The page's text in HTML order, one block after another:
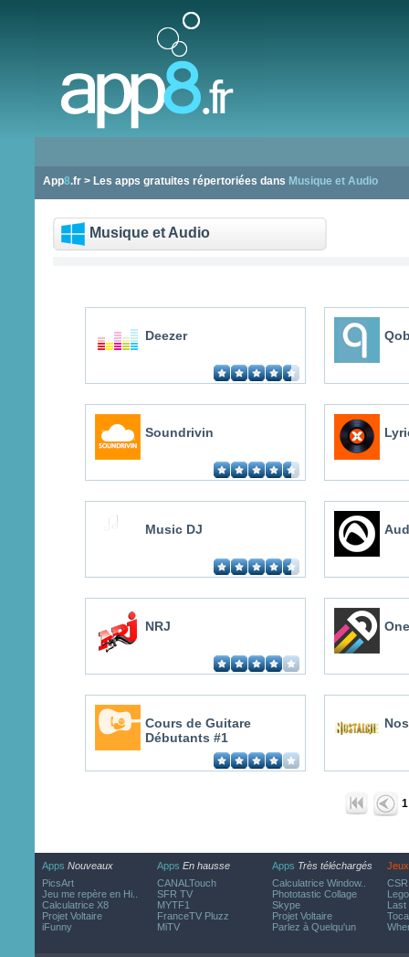
App8.fr > Les apps gratuites répertoriées dans Musique et Audio
Musique et Audio
Deezer
Soundrivin
Music DJ
NRJ
Cours de Guitare
Débutants #1
1
Apps Nouveaux
PicsArt
Jeu me repère en Hi..
Calculatrice X8
Projet Voltaire
iFunny
Apps En hausse
CANALTouch
SFR TV
MYTF1
FranceTV Pluzz
MiTV
Apps Très téléchargés
Calculatrice Window..
Phototastic Collage
Skype
Projet Voltaire
Parlez à Quelqu'un
Jeux
Last